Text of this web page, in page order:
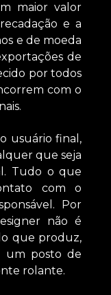
maior valor
e a
e de moeda
de
por todos
com o
usuário final,
que seja
Tudo o que
com o
Por
não é
que produz,
um posto de
rolante.